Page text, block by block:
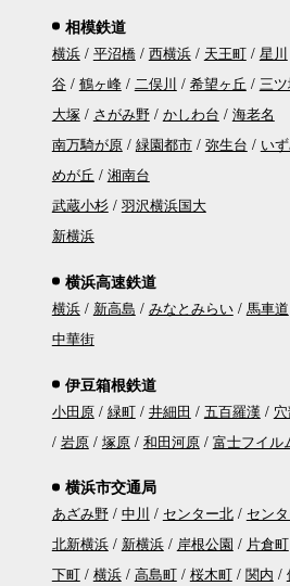
相模鉄道
横浜 平沼橋 西横浜 天王町 星川
谷
鶴ヶ峰 二俣川 希望ヶ丘 三
大塚
さがみ野 かしわ台
海老名
南万騎が原
緑園都市 弥生台 い
めが丘
湘南台
武蔵小杉
羽沢横浜国大
新横浜
横浜高速鉄道
横浜 新高島 みなとみらい 馬車道
中華街
伊豆箱根鉄道
小田原 緑町 井細田 五百羅漢
岩原
塚原 和田河原 富士フイル
横浜市交通局
あざみ野 中川 センター北 セン
北新横浜
新横浜 岸根公園 片倉町
下町
横浜 高島町 桜木町 関内